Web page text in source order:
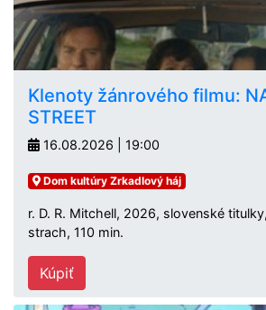
Klenoty žánrového filmu:
STREET
16.08.2026 | 19:00
Dom kultúry Zrkadlový háj
r. D. R. Mitchell, 2026, slovenské
strach, 110 min.
Kúpiť